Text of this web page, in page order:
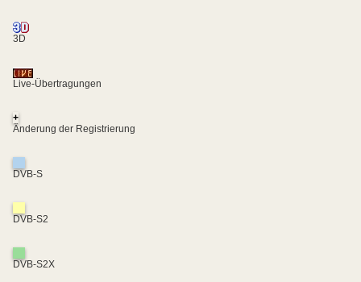
3D
Live-Übertragungen
+
Änderung der Registrierung
DVB-S
DVB-S2
DVB-S2X